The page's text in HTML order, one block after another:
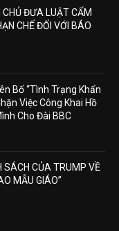
CHỦ ĐƯA LUẬT CẤM
CHẾ ĐỐI VỚI BÁO
Bố “Tình Trạng Khẩn
Việc Công Khai Hồ
Cho Đài BBC
SÁCH CỦA TRUMP VỀ
MẪU GIÁO”